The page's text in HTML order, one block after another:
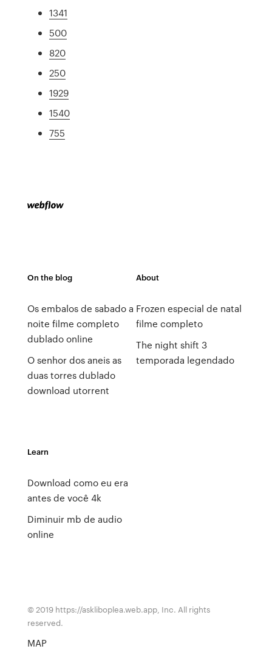
1341
500
820
250
1929
1540
755
On the blog
Os embalos de sabado a
noite filme completo
dublado online
O senhor dos aneis as
duas torres dublado
download utorrent
About
Frozen especial de natal
filme completo
The night shift 3
temporada legendado
Learn
Download como eu era
antes de você 4k
Diminuir mb de audio
online
© 2019 https://askliboplea.web.app, Inc. All rights
reserved.
MAP